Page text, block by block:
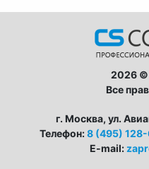
2026
Все
г. Москва, ул.
Телефон:8 (495)
E-mail: